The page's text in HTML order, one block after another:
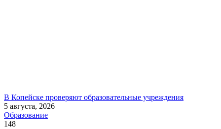
В Копейске проверяют образовательные учреждения
5 августа, 2026
Образование
148